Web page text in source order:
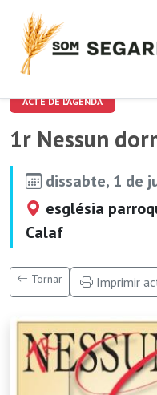
ACTE DE L'AGENDA
1r Nessun
dissabte, 1 de
església
Calaf
Tornar Imprimir